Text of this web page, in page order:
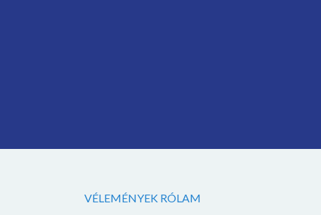
VÉLEMÉNYEK RÓLAM